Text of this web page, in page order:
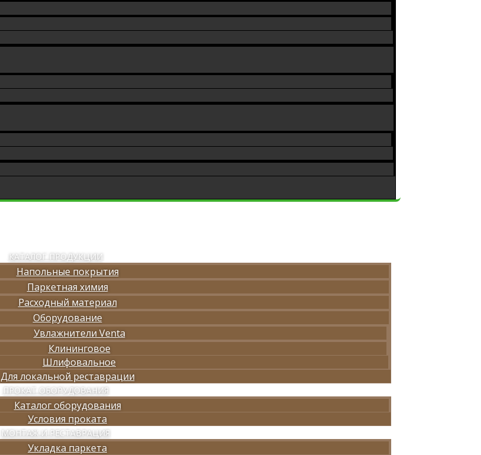
КАТАЛОГ ПРОДУКЦИИ
Напольные покрытия
Паркетная химия
Расходный материал
Оборудование
Увлажнители Venta
Клининговое
Шлифовальное
Для локальной реставрации
ПРОКАТ ОБОРУДОВАНИЯ
Каталог оборудования
Условия проката
МОНТАЖ И РЕСТАВРАЦИЯ
Укладка паркета